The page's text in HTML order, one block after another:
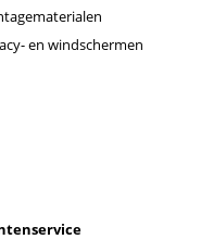
en windschermen